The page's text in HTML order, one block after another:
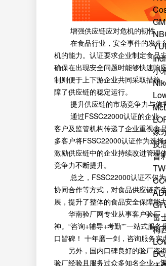
小
家
反
普
富
梅
增强供应链应对危机的韧性
在食品行业，安全事件的发生往
机的能力。认证要求企业制定食品
确保在出现安全问题时能够快速响
制则便于上下游企业共同采取措施
障了供应链的稳定运行。
提升供应链的市场竞争力与信
通过FSSC22000认证的企业，
客户及监管机构传递了企业重视食
多客户将FSSC22000认证作为选
激励供应链中的企业持续改进管
竞争力不断提升。
总之，FSSC22000认证不仅为
协同合作等方式，对食品供应链产
展，提升了整体的食品安全保障能
华南验厂网专业从事客户验厂
神。“咨询+辅导+考勤"”一站式服
口皆碑！ 十年磨一剑，咨询服务实
另外，国内口碑良好的验厂咨
验厂经验且服务过众多知名企业；